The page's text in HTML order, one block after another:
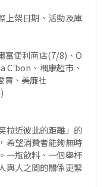
架日期、活動及庫
富便利商店(7/8)、O
C'bon、楓康超市、
買、美廉社
拉近彼此的距離」的
希望消費者能夠無時
一瓶飲料、一個舉杯
與人之間的關係更緊